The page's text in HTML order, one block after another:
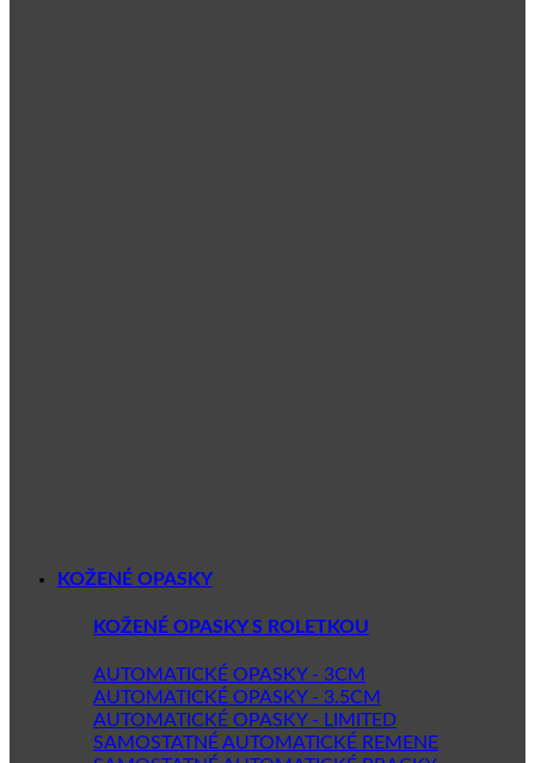
KOŽENÉ OPASKY
KOŽENÉ OPASKY S ROLETKOU
AUTOMATICKÉ OPASKY - 3CM
AUTOMATICKÉ OPASKY - 3.5CM
AUTOMATICKÉ OPASKY - LIMITED
SAMOSTATNÉ AUTOMATICKÉ REMENE